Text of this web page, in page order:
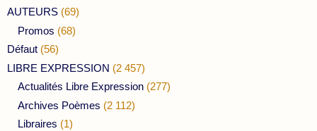
AUTEURS (69)
Promos (68)
Défaut (56)
LIBRE EXPRESSION (2 457)
Actualités Libre Expression (277)
Archives Poèmes (2 112)
Libraires (1)